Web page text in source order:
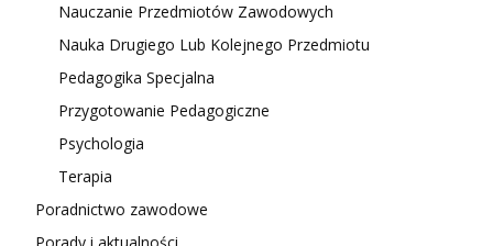
Nauczanie Przedmiotów Zawodowych
Nauka Drugiego Lub Kolejnego Przedmiotu
Pedagogika Specjalna
Przygotowanie Pedagogiczne
Psychologia
Terapia
Poradnictwo zawodowe